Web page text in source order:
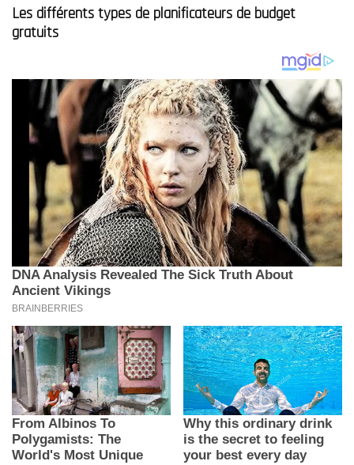
Les différents types de planificateurs de budget
gratuits